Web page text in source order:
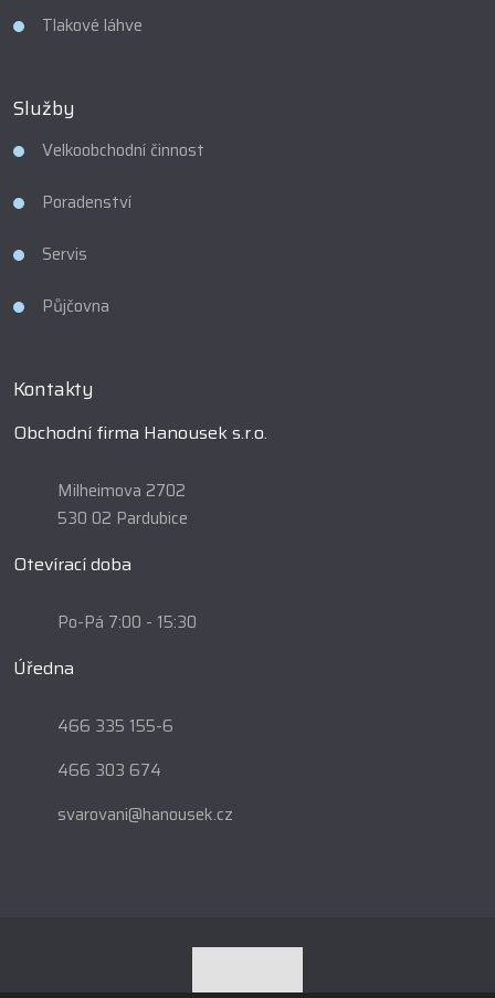
Tlakové láhve
Služby
Velkoobchodní činnost
Poradenství
Servis
Půjčovna
Kontakty
Obchodní firma Hanousek s.r.o.
Milheimova 2702
530 02 Pardubice
Otevírací doba
Po-Pá 7:00 - 15:30
Úředna
466 335 155-6
466 303 674
svarovani@hanousek.cz